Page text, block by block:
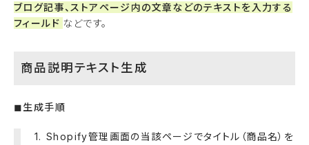
ブログ記事、ストアページ内の文章などのテキストを入力する
フィールド などです。
商品説明テキスト生成
◼︎生成手順
Shopify管理画面の当該ページでタイトル（商品名）を